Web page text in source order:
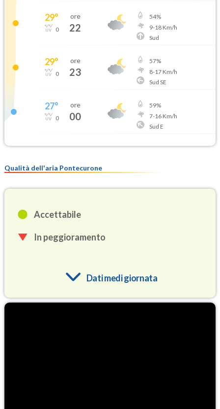
29°
0
ore
22
54%
9-18Km/h
Sud
29°
0
ore
23
57%
8-17Km/h
Sud SE
27°
0
ore
00
59%
7-16Km/h
Sud E
Qualità dell'aria Pontecurone
Accettabile
In peggioramento
Dati medi giornata